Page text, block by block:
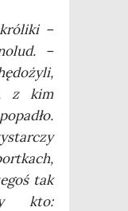
–
–
z kim
tak
kto: